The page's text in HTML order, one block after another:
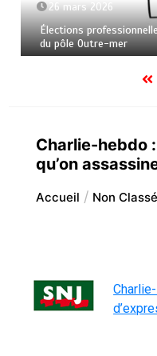
26 mars 2026
Élections
du pôle Outre-mer
Charlie-hebdo
qu’on
Accueil Non Classé